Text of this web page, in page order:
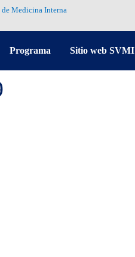
de Medicina Interna
Programa Sitio web SVMI